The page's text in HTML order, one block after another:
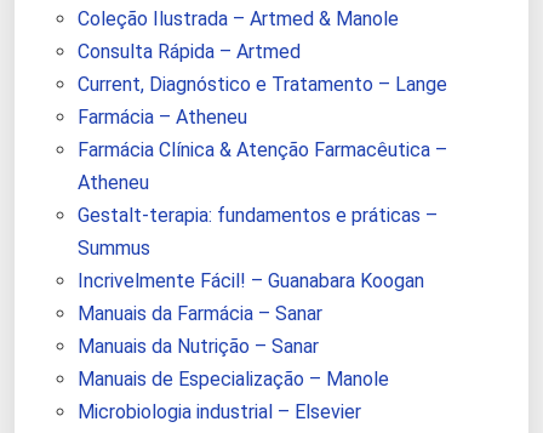
Coleção Ilustrada – Artmed & Manole
Consulta Rápida – Artmed
Current, Diagnóstico e Tratamento – Lange
Farmácia – Atheneu
Farmácia Clínica & Atenção Farmacêutica –
Atheneu
Gestalt-terapia: fundamentos e práticas –
Summus
Incrivelmente Fácil! – Guanabara Koogan
Manuais da Farmácia – Sanar
Manuais da Nutrição – Sanar
Manuais de Especialização – Manole
Microbiologia industrial – Elsevier